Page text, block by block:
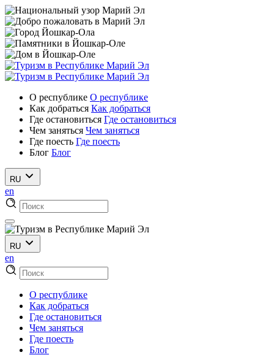
О республике О республике
Как добраться Как добраться
Где остановиться Где остановиться
Чем заняться Чем заняться
Где поесть Где поесть
Блог Блог
RU
en
RU
en
О республике
Как добраться
Где остановиться
Чем заняться
Где поесть
Блог